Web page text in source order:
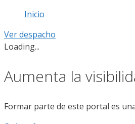
Inicio
Ver despacho
Loading...
Aumenta la
Formar parte de este portal es